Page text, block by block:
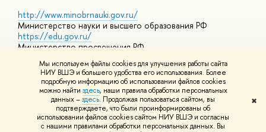
Мы используем файлы cookies для улучшения работы сайта
НИУ ВШЭ и большего удобства его использования. Более
подробную информацию об использовании файлов cookies
можно найти здесь, наши правила обработки персональных
данных –здесь. Продолжая пользоваться сайтом, вы
подтверждаете, что были проинформированы об
использовании файлов cookies сайтом НИУ ВШЭ и согласны
с нашими правилами обработки персональных данных. Вы
✖
http://www.minobrnauki.gov.ru/
Министерство науки и высшего образования РФ
https://edu.gov.ru/
Министерство просвещения РФ
https://elearning.hse.ru/mooc
Массовые открытые онлайн-курсы
© НИУ ВШЭ 1993–2026 Адреса и контактыУсловия
использования материалов Политика конфиденциальности